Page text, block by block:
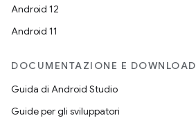
Android 12
Android 11
DOCUMENTAZIONE E DOWNLOAD
Guida di Android Studio
Guide per gli sviluppatori